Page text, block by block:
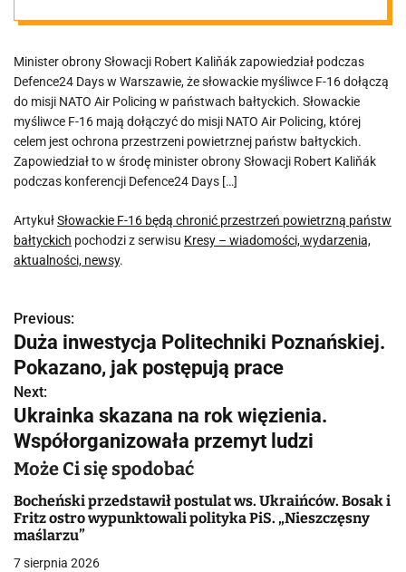
państw
bałtyckich
Minister obrony Słowacji Robert Kaliňák zapowiedział podczas
Defence24 Days w Warszawie, że słowackie myśliwce F-16 dołączą
do misji NATO Air Policing w państwach bałtyckich. Słowackie
myśliwce F-16 mają dołączyć do misji NATO Air Policing, której
celem jest ochrona przestrzeni powietrznej państw bałtyckich.
Zapowiedział to w środę minister obrony Słowacji Robert Kaliňák
podczas konferencji Defence24 Days […]
ArtykułSłowackie F-16 będą chronić przestrzeń powietrzną państw
bałtyckich pochodzi z serwisu Kresy – wiadomości, wydarzenia,
aktualności, newsy.
N
a
w
i
g
a
c
j
Previous:
Duża inwestycja Politechniki Poznańskiej.
Pokazano, jak postępują prace
Next:
Ukrainka skazana na rok więzienia.
Współorganizowała przemyt ludzi
Może Ci się spodobać
Bocheński przedstawił postulat ws. Ukraińców. Bosak i
Fritz ostro wypunktowali polityka PiS. „Nieszczęsny
maślarzu”
7 sierpnia 2026